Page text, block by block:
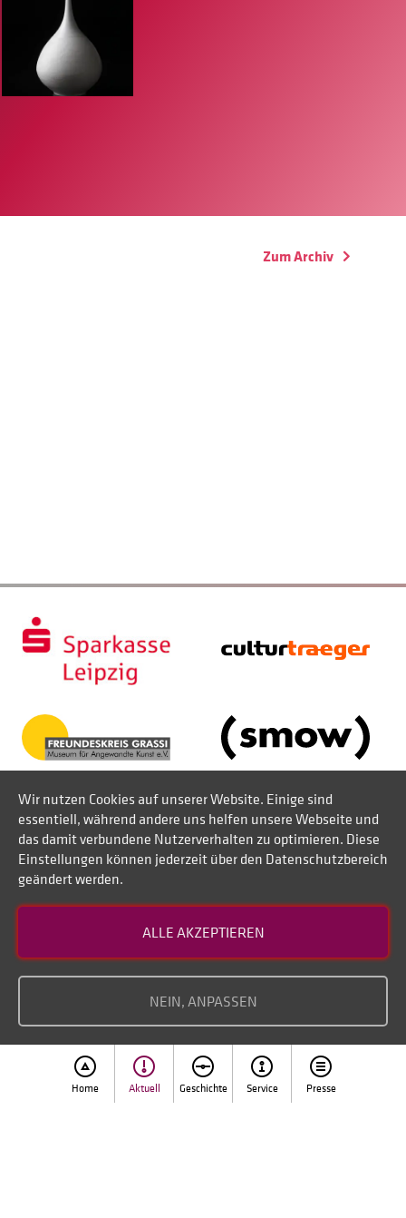
Home Aktuell Geschichte Service Presse
Zum Archiv
Impressum
Wir nutzen Cookies auf unserer Website. Einige sind
essentiell, während andere uns helfen unsere Webseite und
das damit verbundene Nutzerverhalten zu optimieren. Diese
Einstellungen können jederzeit über den Datenschutzbereich
geändert werden.
ALLE AKZEPTIEREN
NEIN, ANPASSEN